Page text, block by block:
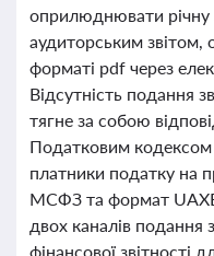
оприлюднювати річну
аудиторським звітом,
форматі pdf через
Відсутність подання
тягне за собою
Податковим кодексом
платники податку на
МСФЗ та формат
двох каналів подання
фінансової звітності